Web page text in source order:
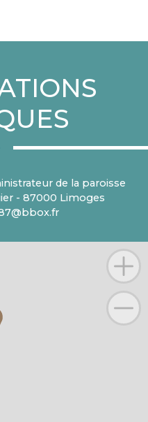
de la paroisse
- 87000 Limoges